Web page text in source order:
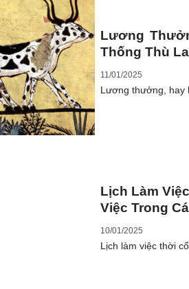
Lương
Thống Thù
11/01/2025
Lương thưởng, hay
Lịch Làm
Việc Trong
10/01/2025
Lịch làm việc thời